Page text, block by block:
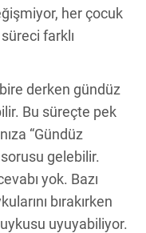
her çocuk
farklı
derken gündüz
Bu süreçte pek
“Gündüz
sorusu gelebilir.
yok. Bazı
bırakırken
uyuyabiliyor.